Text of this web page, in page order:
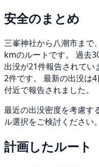
安全のまとめ
三峯神社から八潮市まで
kmのルートです。 過去
出没が21件報告されてい
2件です。 最新の出没は
付近で報告されました。
最近の出没密度を考慮す
ル選択をご検討ください。
計画したルート